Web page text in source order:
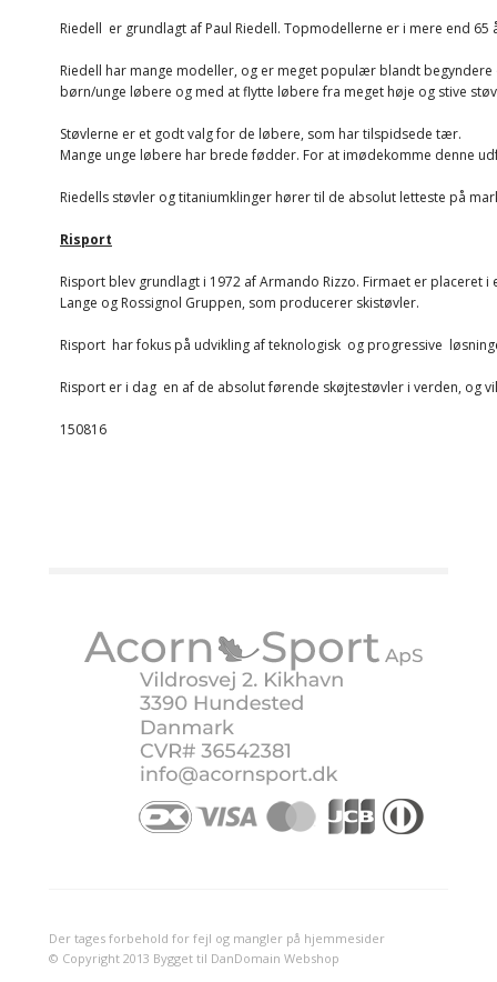
Riedell er grundlagt af Paul Riedell. Topmodellerne er i mere end
Riedell har mange modeller, og er meget populær blandt
børn/unge løbere og med at flytte løbere fra meget høje og stive
Støvlerne er et godt valg for de løbere, som har tilspidsede tær.
Mange unge løbere har brede fødder. For at imødekomme denne
Riedells støvler og titaniumklinger hører til de absolut letteste på
Risport
Risport blev grundlagt i 1972 af Armando Rizzo. Firmaet er
Lange og Rossignol Gruppen, som producerer skistøvler.
Risport har fokus på udvikling af teknologisk og progressive
Risport er i dag en af de absolut førende skøjtestøvler i verden, og
150816
Der tages forbehold for fejl og mangler på hjemmesider
© Copyright 2013 Bygget til DanDomain Webshop